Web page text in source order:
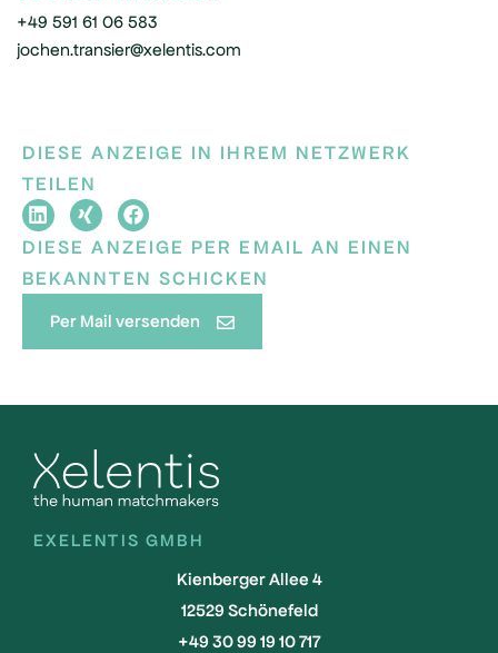
+49 591 61 06 583
jochen.transier@xelentis.com
DIESE ANZEIGE IN IHREM NETZWERK
TEILEN
DIESE ANZEIGE PER EMAIL AN EINEN
BEKANNTEN SCHICKEN
Per Mail versenden
EXELENTIS GMBH
Kienberger Allee 4
12529 Schönefeld
+49 30 99 19 10 717